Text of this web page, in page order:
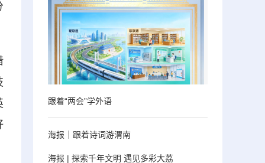
跟着“两会”学外语
海报｜跟着诗词游渭南
海报 | 探索千年文明 遇见多彩大荔